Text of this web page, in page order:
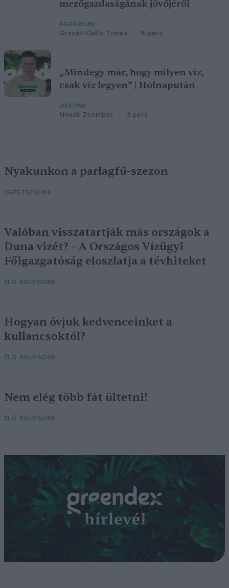
mezőgazdaságának jövőjéről
AGRÁRIUM
Granát-Galló Tímea 6 perc
„Mindegy már, hogy milyen víz,
csak víz legyen” | Holnapután
JÖVŐNK
Novák Zsombor 3 perc
Nyakunkon a parlagfű-szezon
EGÉSZSÉGÜNK
Valóban visszatartják más országok a
Duna vizét? – A Országos Vízügyi
Főigazgatóság eloszlatja a tévhiteket
ÉLŐ BOLYGÓNK
Hogyan óvjuk kedvenceinket a
kullancsoktól?
ÉLŐ BOLYGÓNK
Nem elég több fát ültetni!
ÉLŐ BOLYGÓNK